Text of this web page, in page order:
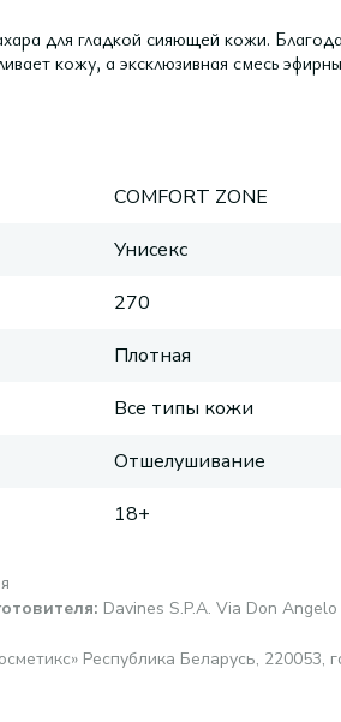
для гладкой сияющей кожи.
кожу, а эксклюзивная смесь
COMFORT ZONE
Унисекс
270
Плотная
Все типы кожи
Отшелушивание
18+
: Davines S.P.A. Via Don
Республика Беларусь, 220053,